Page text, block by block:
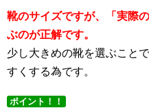
靴のサイズですが、「実際
ぶのが正解です。
少し大きめの靴を選ぶこと
すくする為です。
ポイント！！